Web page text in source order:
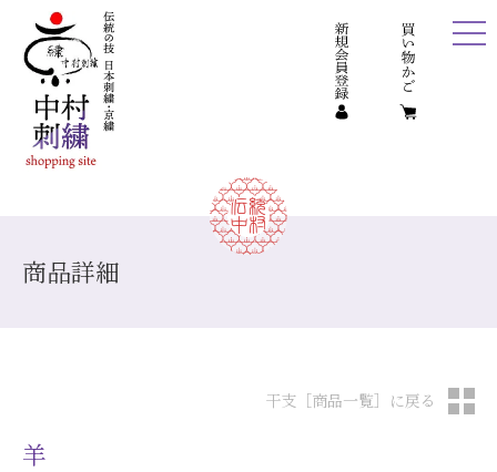
商品詳細
羊
干支［商品一覧］に戻る